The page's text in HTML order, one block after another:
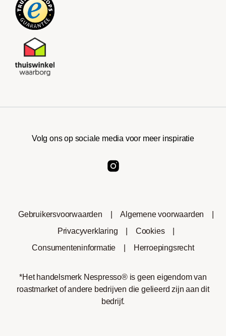
Volg ons op sociale media voor meer inspiratie
Gebruikersvoorwaarden Algemene voorwaarden
Privacyverklaring
Cookies
Consumenteninformatie
Herroepingsrecht
*Het handelsmerk Nespresso® is geen eigendom van
roastmarket of andere bedrijven die gelieerd zijn aan dit
bedrijf.